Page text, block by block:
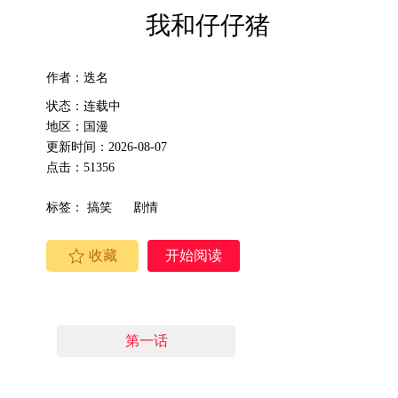
我和仔仔猪
作者：迭名
状态：连载中
地区：国漫
更新时间：2026-08-07
点击：51356
标签： 搞笑 剧情
收藏 开始阅读
第一话